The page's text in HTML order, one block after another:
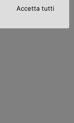
Accetta tutti